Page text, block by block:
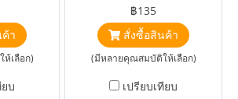
า
เลือก)
บ
by Studio RK
฿135
สั่งซื้อสินค้า
(มีหลายคุณสมบัติให้เลือก)
เปรียบเทียบ